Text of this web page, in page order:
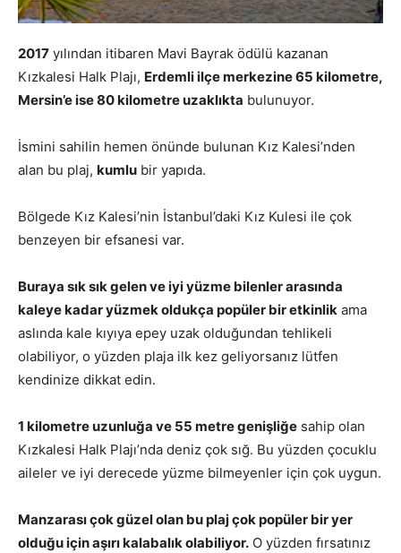
2017 yılından itibaren Mavi Bayrak ödülü kazanan
Kızkalesi Halk Plajı, Erdemli ilçe merkezine 65 kilometre,
Mersin’e ise 80 kilometre uzaklıkta bulunuyor.
İsmini sahilin hemen önünde bulunan Kız Kalesi’nden
alan bu plaj, kumlu bir yapıda.
Bölgede Kız Kalesi’nin İstanbul’daki Kız Kulesi ile çok
benzeyen bir efsanesi var.
Buraya sık sık gelen ve iyi yüzme bilenler arasında
kaleye kadar yüzmek oldukça popüler bir etkinlik ama
aslında kale kıyıya epey uzak olduğundan tehlikeli
olabiliyor, o yüzden plaja ilk kez geliyorsanız lütfen
kendinize dikkat edin.
1 kilometre uzunluğa ve 55 metre genişliğe sahip olan
Kızkalesi Halk Plajı’nda deniz çok sığ. Bu yüzden çocuklu
aileler ve iyi derecede yüzme bilmeyenler için çok uygun.
Manzarası çok güzel olan bu plaj çok popüler bir yer
olduğu için aşırı kalabalık olabiliyor. O yüzden fırsatınız